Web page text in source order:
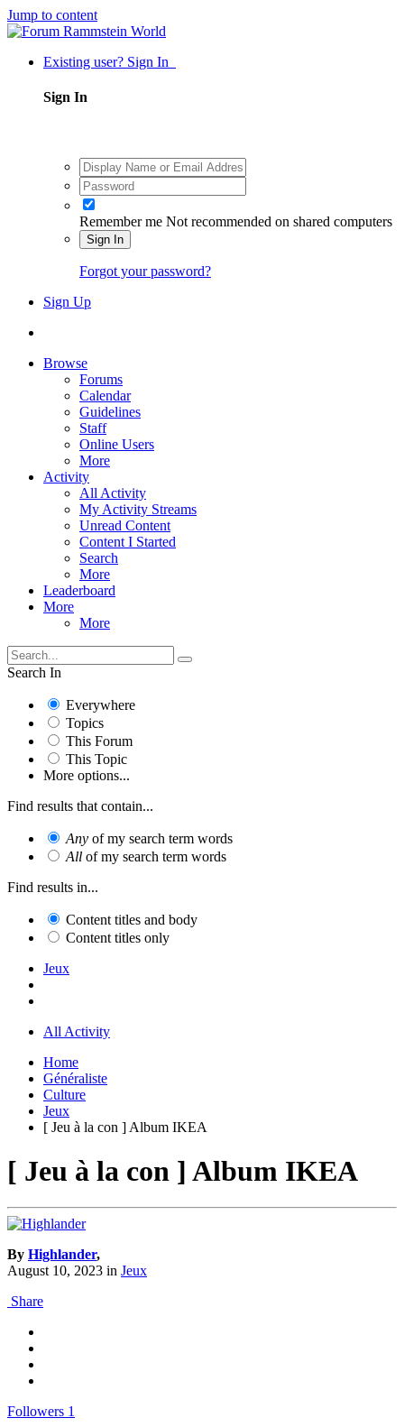
Jump to content
Existing user? Sign In
Sign In
Remember me Not recommended on shared computers
Sign In
Forgot your password?
Sign Up
Browse
Forums
Calendar
Guidelines
Staff
Online Users
More
Activity
All Activity
My Activity Streams
Unread Content
Content I Started
Search
More
Leaderboard
More
More
Search In
Everywhere
Topics
This Forum
This Topic
More options...
Find results that contain...
Any of my search term words
All of my search term words
Find results in...
Content titles and body
Content titles only
Jeux
All Activity
Home
Généraliste
Culture
Jeux
[ Jeu à la con ] Album IKEA
[ Jeu à la con ] Album IKEA
By Highlander,
August 10, 2023 in Jeux
Share
Followers 1